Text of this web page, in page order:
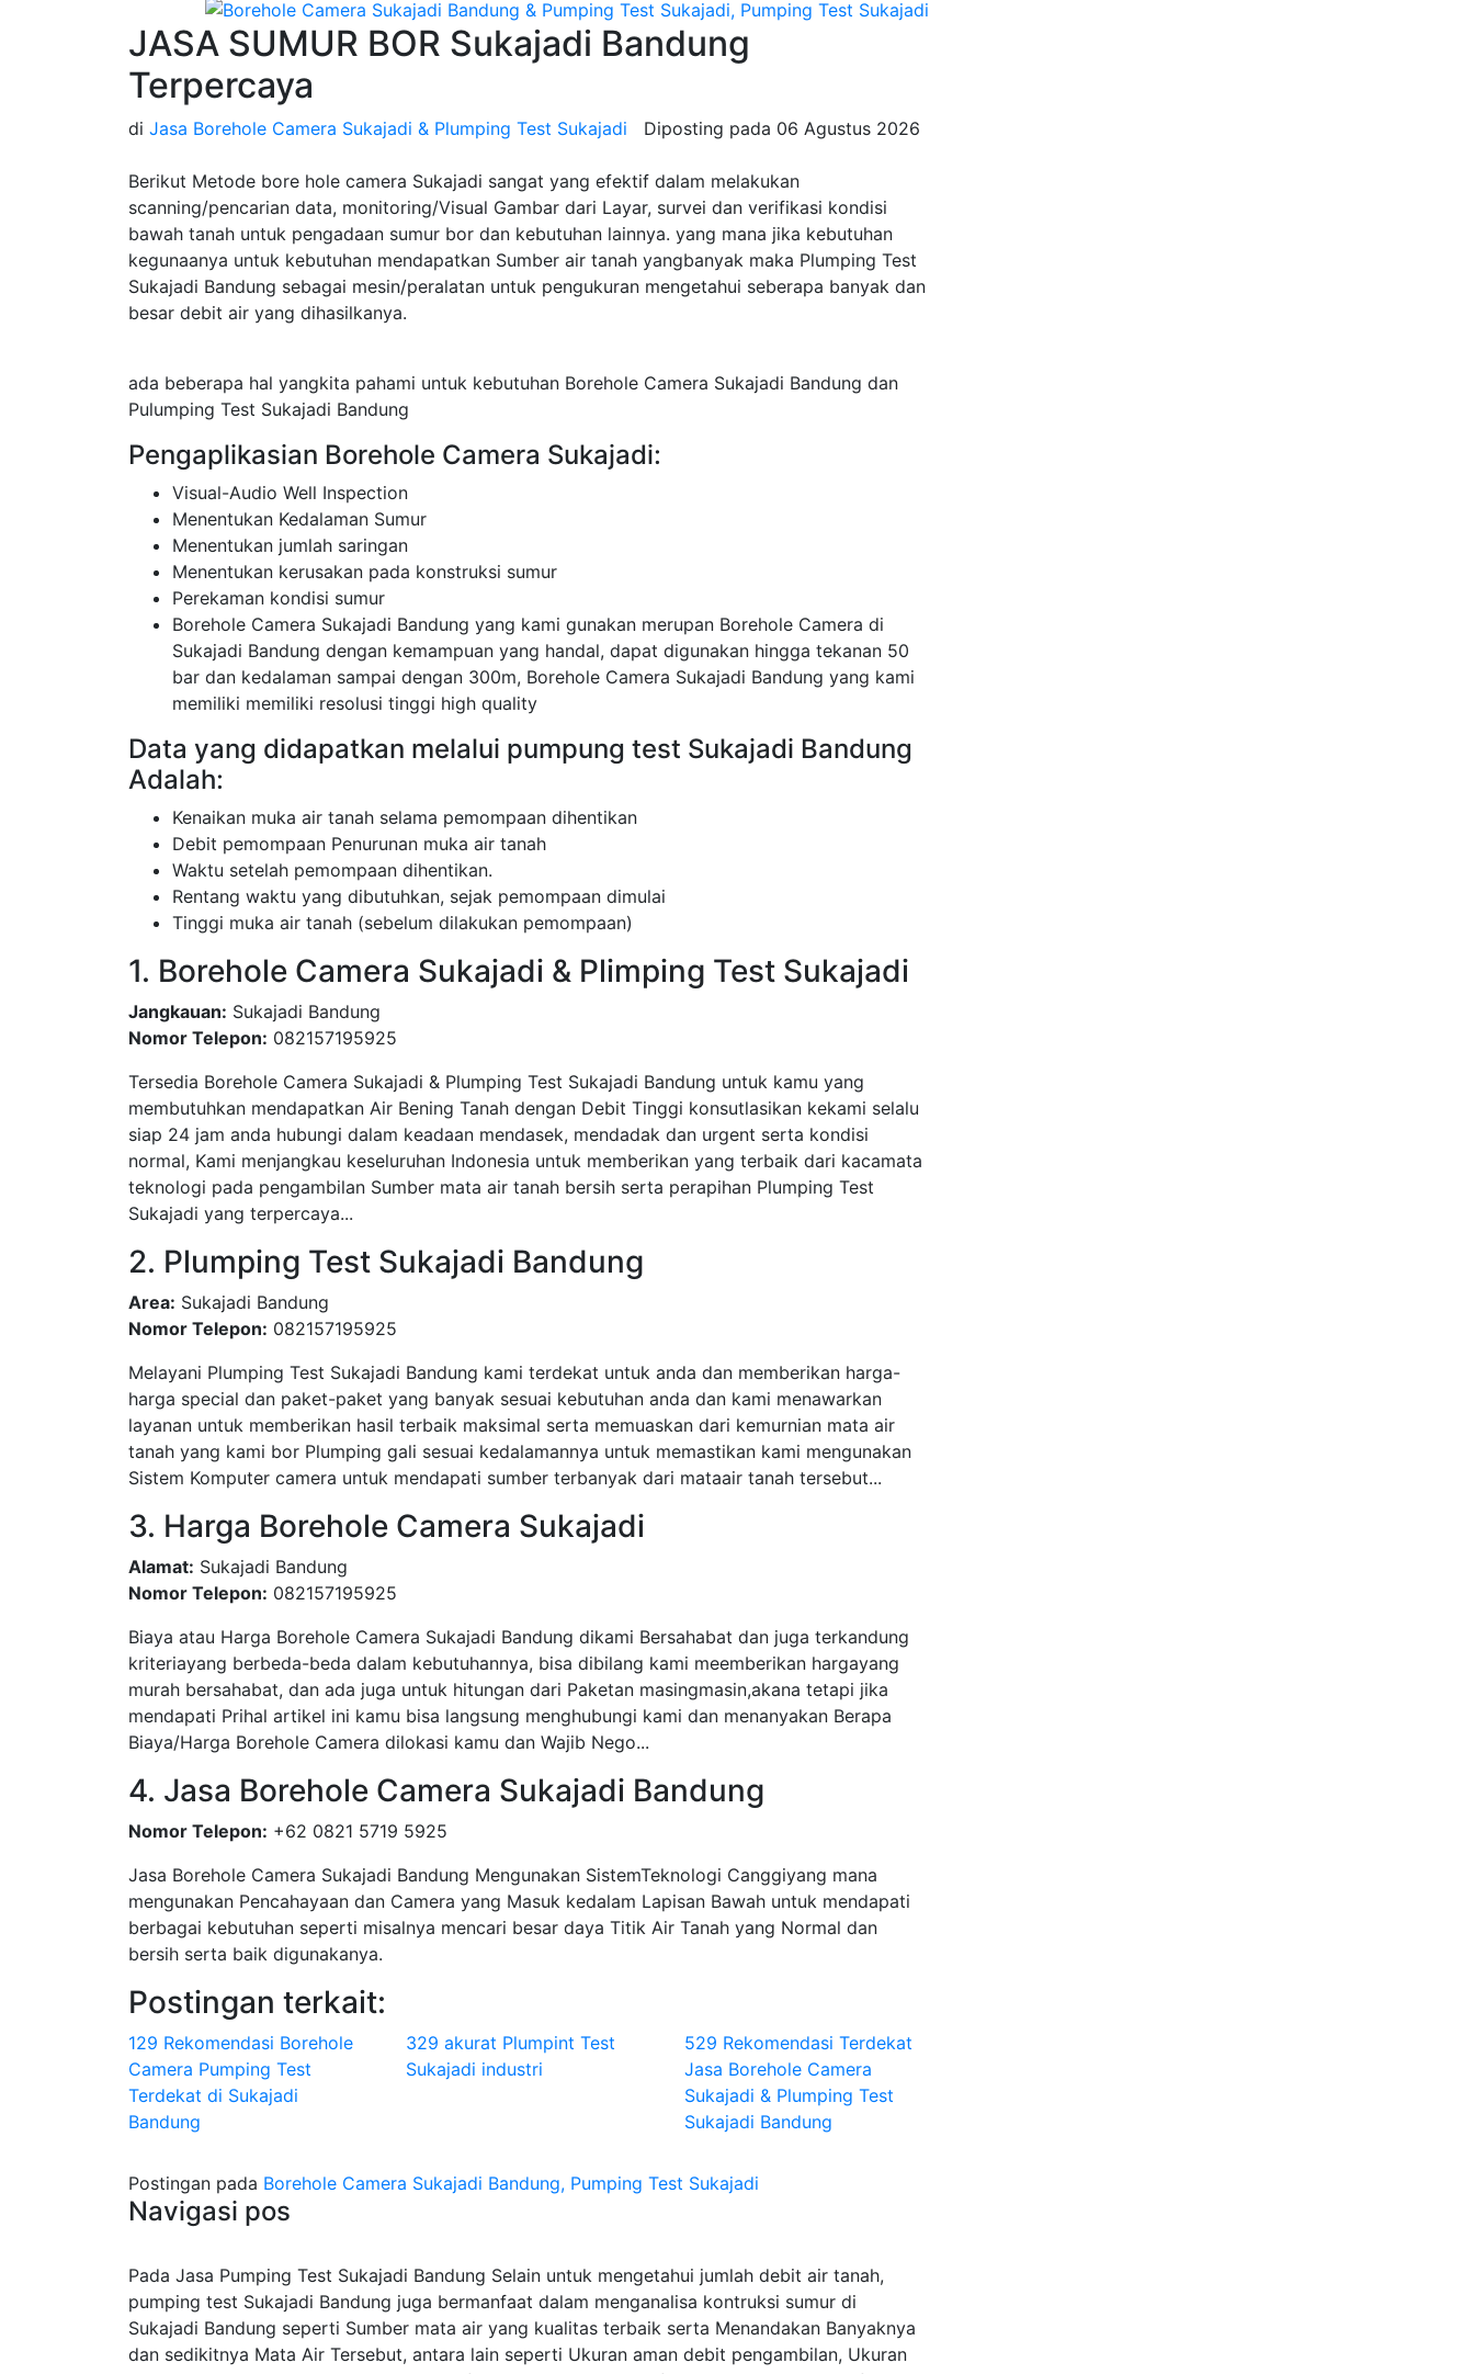
JASA SUMUR BOR Sukajadi Bandung
Terpercaya
di Jasa Borehole Camera Sukajadi & Plumping Test Sukajadi Diposting pada 06 Agustus 2026
Berikut Metode bore hole camera Sukajadi sangat yang efektif dalam melakukan
scanning/pencarian data, monitoring/Visual Gambar dari Layar, survei dan verifikasi kondisi
bawah tanah untuk pengadaan sumur bor dan kebutuhan lainnya. yang mana jika kebutuhan
kegunaanya untuk kebutuhan mendapatkan Sumber air tanah yangbanyak maka Plumping Test
Sukajadi Bandung sebagai mesin/peralatan untuk pengukuran mengetahui seberapa banyak dan
besar debit air yang dihasilkanya.
ada beberapa hal yangkita pahami untuk kebutuhan Borehole Camera Sukajadi Bandung dan
Pulumping Test Sukajadi Bandung
Pengaplikasian Borehole Camera Sukajadi:
Visual-Audio Well Inspection
Menentukan Kedalaman Sumur
Menentukan jumlah saringan
Menentukan kerusakan pada konstruksi sumur
Perekaman kondisi sumur
Borehole Camera Sukajadi Bandung yang kami gunakan merupan Borehole Camera di
Sukajadi Bandung dengan kemampuan yang handal, dapat digunakan hingga tekanan 50
bar dan kedalaman sampai dengan 300m, Borehole Camera Sukajadi Bandung yang kami
memiliki memiliki resolusi tinggi high quality
Data yang didapatkan melalui pumpung test Sukajadi Bandung
Adalah:
Kenaikan muka air tanah selama pemompaan dihentikan
Debit pemompaan Penurunan muka air tanah
Waktu setelah pemompaan dihentikan.
Rentang waktu yang dibutuhkan, sejak pemompaan dimulai
Tinggi muka air tanah (sebelum dilakukan pemompaan)
1. Borehole Camera Sukajadi & Plimping Test Sukajadi
Jangkauan: Sukajadi Bandung
Nomor Telepon: 082157195925
Tersedia Borehole Camera Sukajadi & Plumping Test Sukajadi Bandung untuk kamu yang
membutuhkan mendapatkan Air Bening Tanah dengan Debit Tinggi konsutlasikan kekami selalu
siap 24 jam anda hubungi dalam keadaan mendasek, mendadak dan urgent serta kondisi
normal, Kami menjangkau keseluruhan Indonesia untuk memberikan yang terbaik dari kacamata
teknologi pada pengambilan Sumber mata air tanah bersih serta perapihan Plumping Test
Sukajadi yang terpercaya...
2. Plumping Test Sukajadi Bandung
Area: Sukajadi Bandung
Nomor Telepon: 082157195925
Melayani Plumping Test Sukajadi Bandung kami terdekat untuk anda dan memberikan harga-
harga special dan paket-paket yang banyak sesuai kebutuhan anda dan kami menawarkan
layanan untuk memberikan hasil terbaik maksimal serta memuaskan dari kemurnian mata air
tanah yang kami bor Plumping gali sesuai kedalamannya untuk memastikan kami mengunakan
Sistem Komputer camera untuk mendapati sumber terbanyak dari mataair tanah tersebut...
3. Harga Borehole Camera Sukajadi
Alamat: Sukajadi Bandung
Nomor Telepon: 082157195925
Biaya atau Harga Borehole Camera Sukajadi Bandung dikami Bersahabat dan juga terkandung
kriteriayang berbeda-beda dalam kebutuhannya, bisa dibilang kami meemberikan hargayang
murah bersahabat, dan ada juga untuk hitungan dari Paketan masingmasin,akana tetapi jika
mendapati Prihal artikel ini kamu bisa langsung menghubungi kami dan menanyakan Berapa
Biaya/Harga Borehole Camera dilokasi kamu dan Wajib Nego...
4. Jasa Borehole Camera Sukajadi Bandung
Nomor Telepon: +62 0821 5719 5925
Jasa Borehole Camera Sukajadi Bandung Mengunakan SistemTeknologi Canggiyang mana
mengunakan Pencahayaan dan Camera yang Masuk kedalam Lapisan Bawah untuk mendapati
berbagai kebutuhan seperti misalnya mencari besar daya Titik Air Tanah yang Normal dan
bersih serta baik digunakanya.
Postingan terkait:
129 Rekomendasi Borehole
Camera Pumping Test
Terdekat di Sukajadi
Bandung
329 akurat Plumpint Test
Sukajadi industri
529 Rekomendasi Terdekat
Jasa Borehole Camera
Sukajadi & Plumping Test
Sukajadi Bandung
Postingan pada Borehole Camera Sukajadi Bandung, Pumping Test Sukajadi
Navigasi pos
Pada Jasa Pumping Test Sukajadi Bandung Selain untuk mengetahui jumlah debit air tanah,
pumping test Sukajadi Bandung juga bermanfaat dalam menganalisa kontruksi sumur di
Sukajadi Bandung seperti Sumber mata air yang kualitas terbaik serta Menandakan Banyaknya
dan sedikitnya Mata Air Tersebut, antara lain seperti Ukuran aman debit pengambilan, Ukuran